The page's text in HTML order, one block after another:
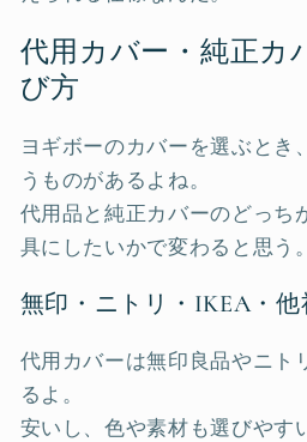
代用カバー・純正カ
び方
ヨギボーのカバーを選ぶとき
うものがあるよね。
代用品と純正カバーのどっち
具にしたいかで変わると思う。
無印・ニトリ・IKEA・他
代用カバーは無印良品やニト
るよ。
安いし、色や素材も選びやす